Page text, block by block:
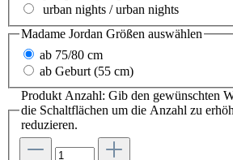
urban nights / urban nights
Madame Jordan Größen auswählen
ab 75/80 cm
ab Geburt (55 cm)
Produkt Anzahl: Gib den gewünschten
die Schaltflächen um die Anzahl zu
reduzieren.